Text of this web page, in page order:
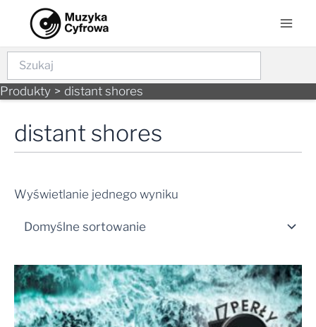
content
Szukaj
Produkty distant shores
distant shores
Wyświetlanie jednego wyniku